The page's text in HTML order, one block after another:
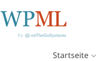
Startseite